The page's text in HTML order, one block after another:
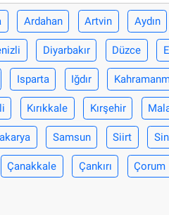
Ardahan Artvin Aydın
Diyarbakır Düzce
Isparta Iğdır
Kırıkkale Kırşehir
Samsun Siirt
Çanakkale Çankırı Çorum